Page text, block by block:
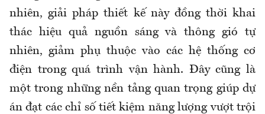
nhiên, giải pháp thiết kế này đồng thời khai
thác hiệu quả nguồn sáng và thông gió tự
nhiên, giảm phụ thuộc vào các hệ thống cơ
điện trong quá trình vận hành. Đây cũng là
một trong những nền tảng quan trọng giúp dự
án đạt các chỉ số tiết kiệm năng lượng vượt trội